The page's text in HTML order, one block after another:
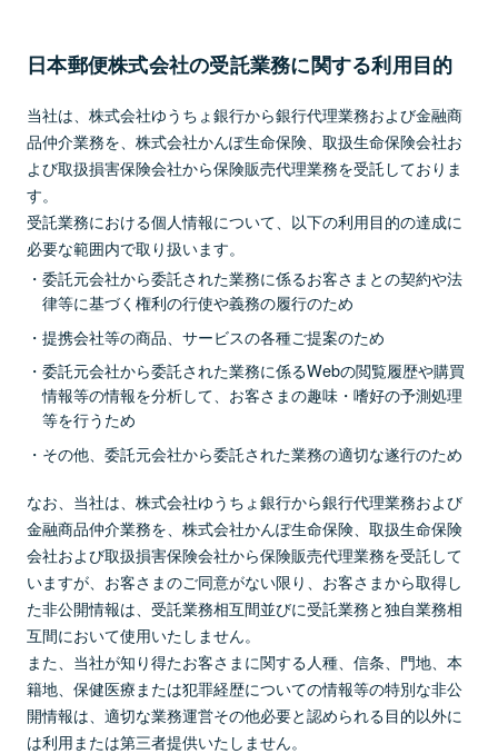
日本郵便株式会社の受託業務に関する利用目的
当社は、株式会社ゆうちょ銀行から銀行代理業務および金融商
品仲介業務を、株式会社かんぽ生命保険、取扱生命保険会社お
よび取扱損害保険会社から保険販売代理業務を受託しておりま
す。
受託業務における個人情報について、以下の利用目的の達成に
必要な範囲内で取り扱います。
委託元会社から委託された業務に係るお客さまとの契約や法
律等に基づく権利の行使や義務の履行のため
提携会社等の商品、サービスの各種ご提案のため
委託元会社から委託された業務に係るWebの閲覧履歴や購買
情報等の情報を分析して、お客さまの趣味・嗜好の予測処理
等を行うため
その他、委託元会社から委託された業務の適切な遂行のため
なお、当社は、株式会社ゆうちょ銀行から銀行代理業務および
金融商品仲介業務を、株式会社かんぽ生命保険、取扱生命保険
会社および取扱損害保険会社から保険販売代理業務を受託して
いますが、お客さまのご同意がない限り、お客さまから取得し
た非公開情報は、受託業務相互間並びに受託業務と独自業務相
互間において使用いたしません。
また、当社が知り得たお客さまに関する人種、信条、門地、本
籍地、保健医療または犯罪経歴についての情報等の特別な非公
開情報は、適切な業務運営その他必要と認められる目的以外に
は利用または第三者提供いたしません。